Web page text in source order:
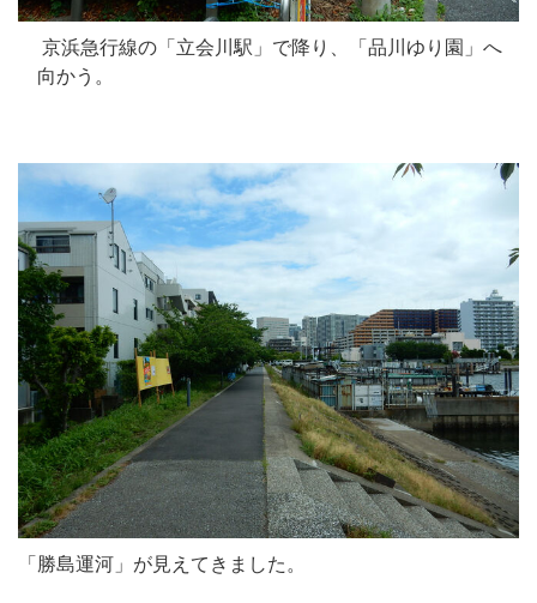
京浜急行線の「立会川駅」で降り、「品川ゆり園」へ
向かう。
「勝島運河」が見えてきました。